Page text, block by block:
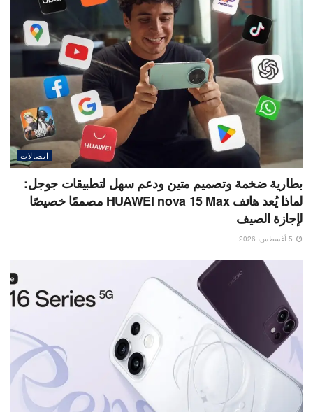
اتصالات
بطارية ضخمة وتصميم متين ودعم سهل لتطبيقات جوجل:
لماذا يُعد هاتف HUAWEI nova 15 Max مصممًا خصيصًا
لإجازة الصيف